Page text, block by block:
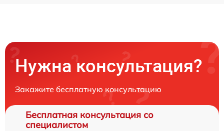
Нужна консультация?
Закажите бесплатную консультацию
Бесплатная консультация со
специалистом